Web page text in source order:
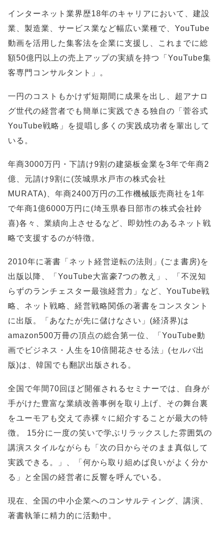
インターネット業界歴18年のキャリアにおいて、建設
業、製造業、サービス業など幅広い業種で、YouTube
動画を活用した集客法を企業に支援し、これまでに総
額50億円以上の売上アップの実績を持つ「YouTube集
客専門コンサルタント」。
一円のコストもかけず短期間に成果を出し、超アナロ
グ世代の経営者でも簡単に実践できる独自の「菅谷式
YouTube戦略」を提唱し多くの実践成功者を輩出して
いる。
年商3000万円・下請け9割の建築板金業を3年で年商2
億、元請け9割に(茨城県水戸市の株式会社
MURATA)、年商2400万円の工作機械販売商社を1年
で年商1億6000万円に(埼玉県春日部市の株式会社鈴
喜)各々、業績向上させるなど、即効性のあるネット戦
略で支援するのが特徴。
2010年に著書「ネット経営逆転の法則」(ごま書房)を
出版以降、「YouTube大富豪7つの教え」、「不況知
らずのランチェスター最強経営力」など、YouTube戦
略、ネット戦略、経営戦略関係の著書をコンスタント
に出版。「あなたが先に儲けなさい」(経済界)は
amazon500万冊の頂点の総合第一位、「YouTube動
画でビジネス・人生を10倍開花させる法」(セルバ出
版)は、韓国でも翻訳出版される。
全国で年間70回ほど開催されるセミナーでは、自身が
手がけた豊富な業績改善事例を取り上げ、その舞台裏
をユーモアも交えて赤裸々に紹介することが最大の特
徴。 15分に一度の笑いで学ぶリラックスした雰囲気の
講演スタイルながらも「次の日からそのまま真似して
実践できる。」、「何から取り組めば良いがよく分か
る」と全国の経営者に反響を呼んでいる。
現在、全国の中小企業へのコンサルティング、講演、
著書執筆に精力的に活動中。